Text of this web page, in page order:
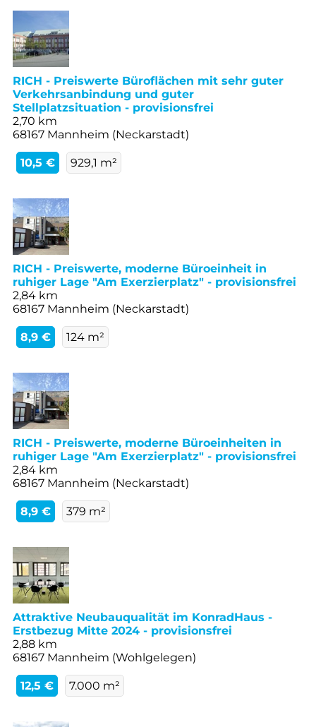
RICH - Preiswerte Büroflächen mit sehr guter
Verkehrsanbindung und guter
Stellplatzsituation - provisionsfrei
2,70 km
68167 Mannheim (Neckarstadt)
10,5 € 929,1 m²
RICH - Preiswerte, moderne Büroeinheit in
ruhiger Lage "Am Exerzierplatz" - provisionsfrei
2,84 km
68167 Mannheim (Neckarstadt)
8,9 € 124 m²
RICH - Preiswerte, moderne Büroeinheiten in
ruhiger Lage "Am Exerzierplatz" - provisionsfrei
2,84 km
68167 Mannheim (Neckarstadt)
8,9 € 379 m²
Attraktive Neubauqualität im KonradHaus -
Erstbezug Mitte 2024 - provisionsfrei
2,88 km
68167 Mannheim (Wohlgelegen)
12,5 € 7.000 m²